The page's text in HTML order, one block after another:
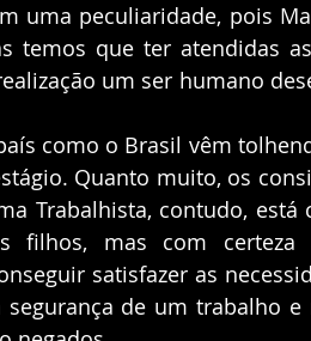
uma peculiaridade, pois
temos que ter atendidas
um ser humano
como o Brasil vêm
Quanto muito, os
Trabalhista, contudo, está
filhos, mas com certeza
satisfazer as
segurança de um trabalho